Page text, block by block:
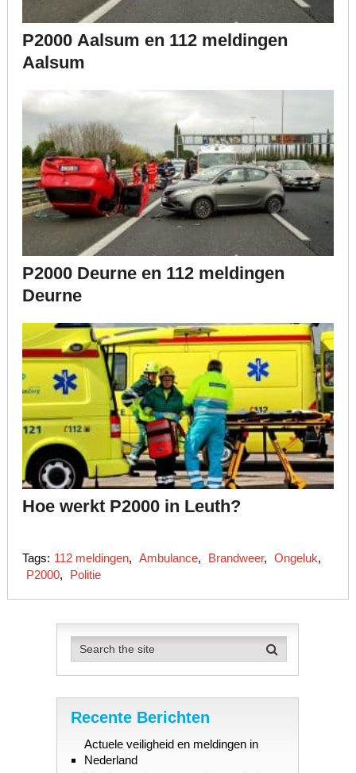
P2000 Aalsum en 112 meldingen
Aalsum
P2000 Deurne en 112 meldingen
Deurne
Hoe werkt P2000 in Leuth?
Tags: 112 meldingen, Ambulance, Brandweer, Ongeluk,
P2000, Politie
Recente Berichten
Actuele veiligheid en meldingen in
Nederland